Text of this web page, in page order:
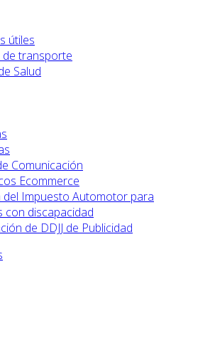
útiles
transporte
Salud
Comunicación
Ecommerce
del Impuesto Automotor para
con discapacidad
de DDJJ de Publicidad